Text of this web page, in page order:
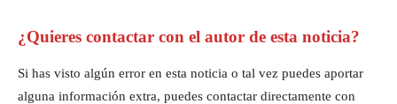
¿Quieres contactar con el autor de esta noticia?
Si has visto algún error en esta noticia o tal vez puedes aportar
alguna información extra, puedes contactar directamente con